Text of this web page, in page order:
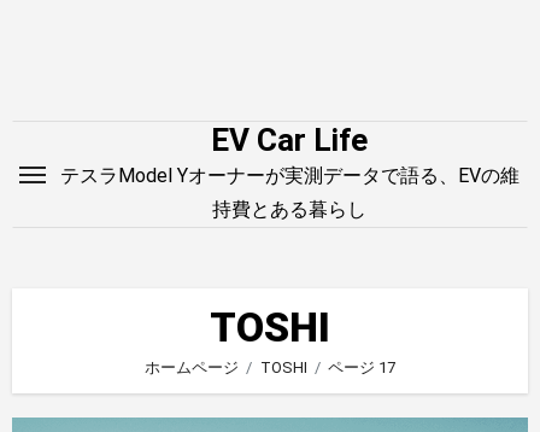
EV Car Life
テスラModel Yオーナーが実測データで語る、EVの維
持費とある暮らし
TOSHI
ホームページ TOSHI ページ 17